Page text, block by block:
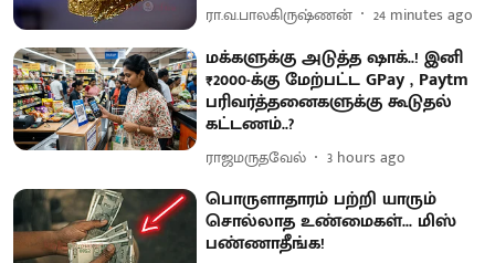
ரா.வ.பாலகிருஷ்ணன் 24 minutes ago
மக்களுக்கு அடுத்த ஷாக்..! இனி
₹2000-க்கு மேற்பட்ட GPay , Paytm
பரிவர்த்தனைகளுக்கு கூடுதல்
கட்டணம்..?
ராஜமருதவேல் 3 hours ago
பொருளாதாரம் பற்றி யாரும்
சொல்லாத உண்மைகள்... மிஸ்
பண்ணாதீங்க!